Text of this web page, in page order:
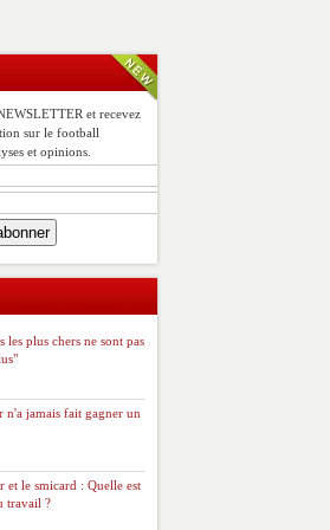
et recevez
sur le football
et opinions.
les plus chers ne sont pas
n'a jamais fait gagner un
le smicard : Quelle est
travail ?